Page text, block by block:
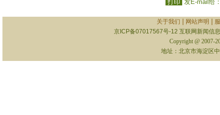
打印 发E-mail给
关于我们 网站声明
京ICP备07017567号-12 互联网新闻信
Copyright @ 2007-
地址：北京市海淀区